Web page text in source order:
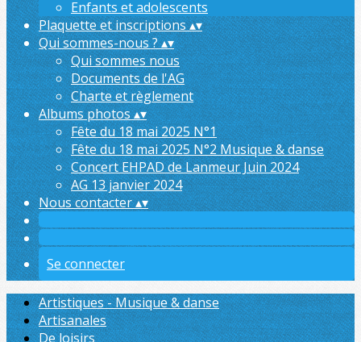
Enfants et adolescents
Plaquette et inscriptions▴▾
Qui sommes-nous ?▴▾
Qui sommes nous
Documents de l'AG
Charte et règlement
Albums photos▴▾
Fête du 18 mai 2025 N°1
Fête du 18 mai 2025 N°2 Musique & danse
Concert EHPAD de Lanmeur Juin 2024
AG 13 janvier 2024
Nous contacter▴▾
Se connecter
Artistiques - Musique & danse
Artisanales
De loisirs